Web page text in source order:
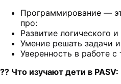
Программирование —
про:
Развитие логического
Умение решать задачи
Уверенность в работе
?‍? Что изучают дети в PASV: